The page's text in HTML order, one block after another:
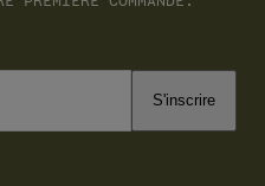
S'inscrire